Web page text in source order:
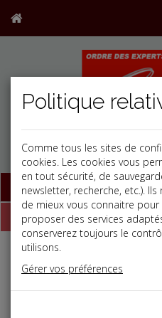
Base documentaire
Dépêches
Fiscal TPE
Date: 2025-05-09
PASSIF DE
Comme tous les sites de
cookies. Les cookies vous
en tout sécurité, de
newsletter, recherche, etc.).
de mieux vous connaitre
proposer des services
conserverez toujours le
utilisons.
Gérer vos préférences